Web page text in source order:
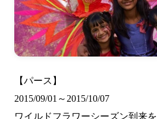
【パース】
2015/09/01～2015/10/07
ワイルドフラワーシーズン到来